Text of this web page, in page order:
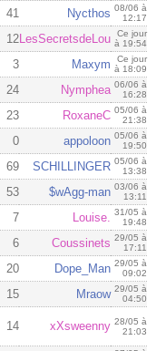
41 Nycthos 08/06 à
12:17
12LesSecretsdeLou
Ce jour
à 19:54
3 Maxym
Ce jour
à 18:09
24 Nymphea 06/06 à
16:28
23 RoxaneC 05/06 à
21:38
0 appoloon 05/06 à
19:50
69 SCHILLINGER 05/06 à
13:38
53 $wAgg-man 03/06 à
13:11
7 Louise. 31/05 à
19:48
6 Coussinets 29/05 à
17:11
20 Dope_Man 29/05 à
09:02
15 Mraow 29/05 à
04:50
14 xXsweenny 28/05 à
21:03